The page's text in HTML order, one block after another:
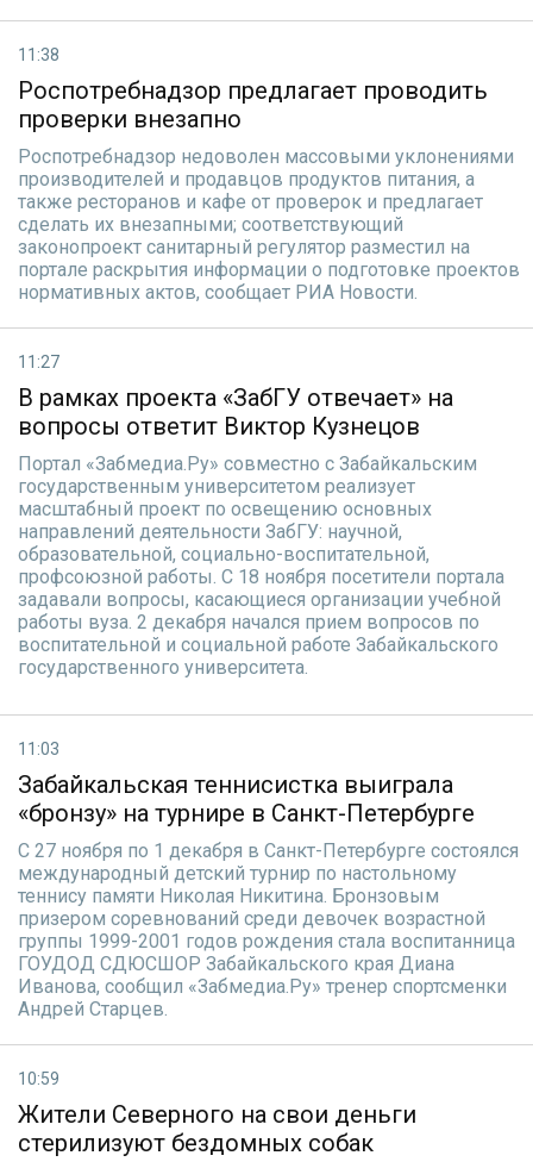
11:38
Роспотребнадзор предлагает проводить
проверки внезапно
Роспотребнадзор недоволен массовыми уклонениями
производителей и продавцов продуктов питания, а
также ресторанов и кафе от проверок и предлагает
сделать их внезапными; соответствующий
законопроект санитарный регулятор разместил на
портале раскрытия информации о подготовке проектов
нормативных актов, сообщает РИА Новости.
11:27
В рамках проекта «ЗабГУ отвечает» на
вопросы ответит Виктор Кузнецов
Портал «Забмедиа.Ру» совместно с Забайкальским
государственным университетом реализует
масштабный проект по освещению основных
направлений деятельности ЗабГУ: научной,
образовательной, социально-воспитательной,
профсоюзной работы. С 18 ноября посетители портала
задавали вопросы, касающиеся организации учебной
работы вуза. 2 декабря начался прием вопросов по
воспитательной и социальной работе Забайкальского
государственного университета.
11:03
Забайкальская теннисистка выиграла
«бронзу» на турнире в Санкт-Петербурге
С 27 ноября по 1 декабря в Санкт-Петербурге состоялся
международный детский турнир по настольному
теннису памяти Николая Никитина. Бронзовым
призером соревнований среди девочек возрастной
группы 1999-2001 годов рождения стала воспитанница
ГОУДОД СДЮСШОР Забайкальского края Диана
Иванова, сообщил «Забмедиа.Ру» тренер спортсменки
Андрей Старцев.
10:59
Жители Северного на свои деньги
стерилизуют бездомных собак